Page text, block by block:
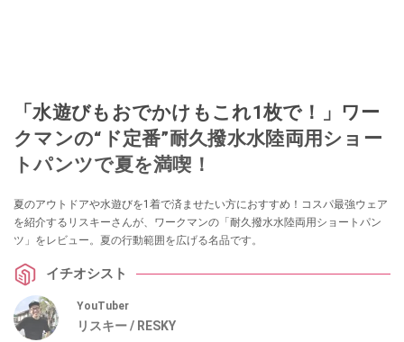
「水遊びもおでかけもこれ1枚で！」ワー
クマンの“ド定番”耐久撥水水陸両用ショー
トパンツで夏を満喫！
夏のアウトドアや水遊びを1着で済ませたい方におすすめ！コスパ最強ウェア
を紹介するリスキーさんが、ワークマンの「耐久撥水水陸両用ショートパン
ツ」をレビュー。夏の行動範囲を広げる名品です。
イチオシスト
YouTuber
リスキー / RESKY